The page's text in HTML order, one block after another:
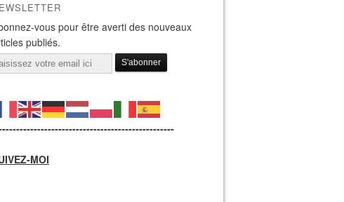
vous pour être averti des nouveaux
publiés.
MOI